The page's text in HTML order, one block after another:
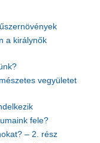
a királynők
vegyületet
fele?
– 2. rész